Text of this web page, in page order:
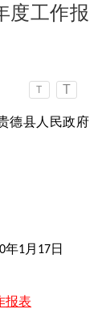
度工作报
T T
德县人民政府
年1月 17日
报表